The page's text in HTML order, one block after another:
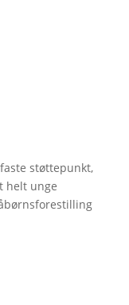
støttepunkt,
helt unge